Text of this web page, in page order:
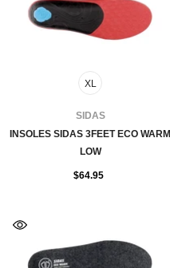
XL
FOURNISSEUR:SIDAS
INSOLES SIDAS 3FEET ECO WARM
LOW
$64.95